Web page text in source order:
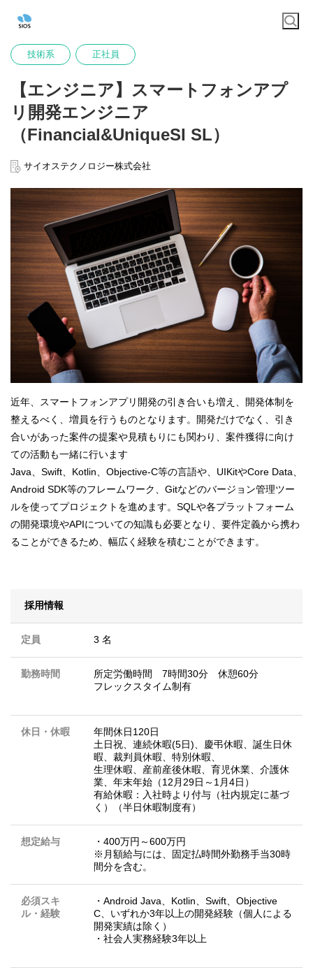
技術系 正社員
【エンジニア】スマートフォンアプ
リ開発エンジニア
（Financial&UniqueSI SL）
サイオステクノロジー株式会社
近年、スマートフォンアプリ開発の引き合いも増え、開発体制を
整えるべく、増員を行うものとなります。開発だけでなく、引き
合いがあった案件の提案や見積もりにも関わり、案件獲得に向け
ての活動も一緒に行います
Java、Swift、Kotlin、Objective-C等の言語や、UIKitやCore Data、
Android SDK等のフレームワーク、Gitなどのバージョン管理ツー
ルを使ってプロジェクトを進めます。SQLや各プラットフォーム
の開発環境やAPIについての知識も必要となり、要件定義から携わ
ることができるため、幅広く経験を積むことができます。
採用情報
定員 3 名
勤務時間
所定労働時間 7時間30分 休憩60分
フレックスタイム制有
休日・休暇
年間休日120日
土日祝、連続休暇(5日)、慶弔休暇、誕生日休
暇、裁判員休暇、特別休暇、
生理休暇、産前産後休暇、育児休業、介護休
業、年末年始（12月29日～1月4日）
有給休暇：入社時より付与（社内規定に基づ
く）（半日休暇制度有）
想定給与
・400万円～600万円
※月額給与には、固定払時間外勤務手当30時
間分を含む。
必須スキ
ル・経験
・Android Java、Kotlin、Swift、Objective
C、いずれか3年以上の開発経験（個人による
開発実績は除く）
・社会人実務経験3年以上